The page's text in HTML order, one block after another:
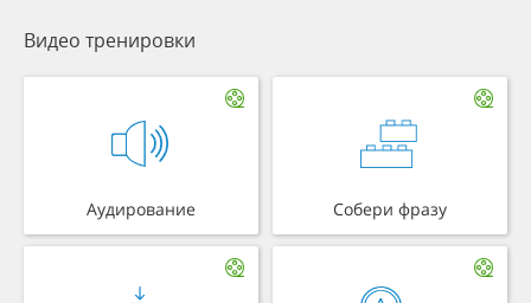
Видео тренировки
Аудирование Собери фразу